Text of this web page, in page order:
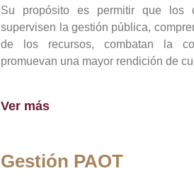
Su propósito es permitir que los
supervisen la gestión pública,
de los recursos, combatan la
promuevan una mayor rendición de
Ver más
Gestión PAOT